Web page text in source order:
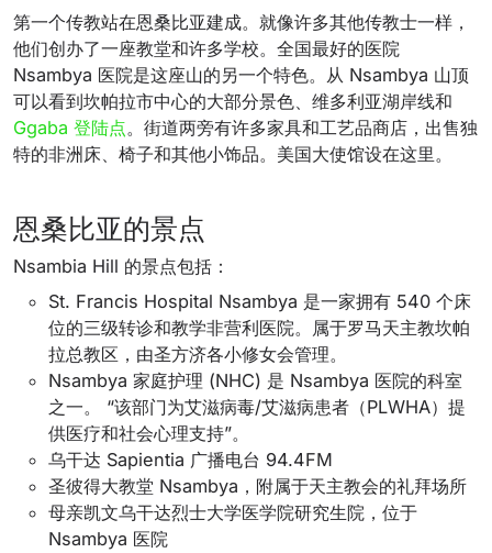
第一个传教站在恩桑比亚建成。就像许多其他传教士一样，
他们创办了一座教堂和许多学校。全国最好的医院
Nsambya 医院是这座山的另一个特色。从 Nsambya 山顶
可以看到坎帕拉市中心的大部分景色、维多利亚湖岸线和
Ggaba 登陆点。街道两旁有许多家具和工艺品商店，出售独
特的非洲床、椅子和其他小饰品。美国大使馆设在这里。
恩桑比亚的景点
Nsambia Hill 的景点包括：
St. Francis Hospital Nsambya 是一家拥有 540 个床
位的三级转诊和教学非营利医院。属于罗马天主教坎帕
拉总教区，由圣方济各小修女会管理。
Nsambya 家庭护理 (NHC) 是 Nsambya 医院的科室
之一。 “该部门为艾滋病毒/艾滋病患者（PLWHA）提
供医疗和社会心理支持”。
乌干达 Sapientia 广播电台 94.4FM
圣彼得大教堂 Nsambya，附属于天主教会的礼拜场所
母亲凯文乌干达烈士大学医学院研究生院，位于
Nsambya 医院